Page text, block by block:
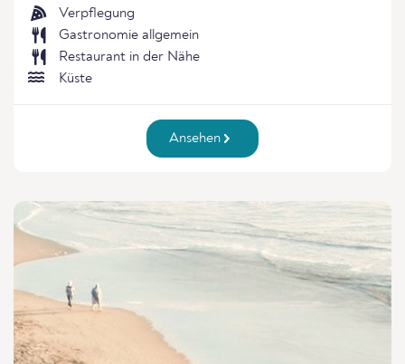
Verpflegung
Gastronomie allgemein
Restaurant in der Nähe
Küste
Ansehen